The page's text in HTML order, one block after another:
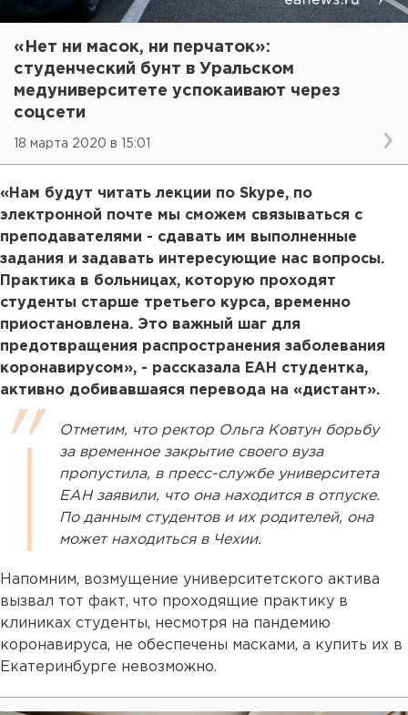
«Нет ни масок, ни перчаток»:
студенческий бунт в Уральском
медуниверситете успокаивают через
соцсети
18 марта 2020 в 15:01
«Нам будут читать лекции по Skype, по
электронной почте мы сможем связываться с
преподавателями - сдавать им выполненные
задания и задавать интересующие нас вопросы.
Практика в больницах, которую проходят
студенты старше третьего курса, временно
приостановлена. Это важный шаг для
предотвращения распространения заболевания
коронавирусом», - рассказала ЕАН студентка,
активно добивавшаяся перевода на «дистант».
Отметим, что ректор Ольга Ковтун борьбу
за временное закрытие своего вуза
пропустила, в пресс-службе университета
ЕАН заявили, что она находится в отпуске.
По данным студентов и их родителей, она
может находиться в Чехии.
Напомним, возмущение университетского актива
вызвал тот факт, что проходящие практику в
клиниках студенты, несмотря на пандемию
коронавируса, не обеспечены масками, а купить их в
Екатеринбурге невозможно.